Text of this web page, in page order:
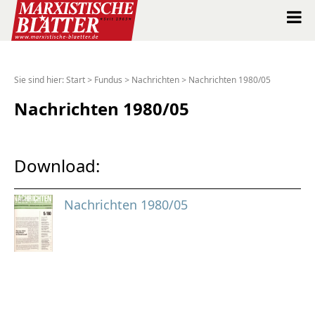
Shop
Abo
Spenden
Sie sind hier:Start > Fundus > Nachrichten > Nachrichten 1980/05
Nachrichten 1980/05
Download:
Nachrichten 1980/05